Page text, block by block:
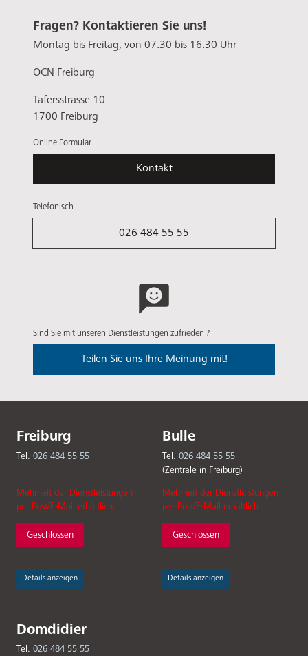
Fragen? Kontaktieren Sie uns!
Montag bis Freitag, von 07.30 bis 16.30 Uhr
OCN Freiburg
Tafersstrasse 10
1700 Freiburg
Online Formular
Kontakt
Telefonisch
026 484 55 55
Sind Sie mit unseren Dienstleistungen zufrieden ?
Teilen Sie uns Ihre Meinung mit!
Freiburg
Tel. 026 484 55 55
Mehrheit der Dienstleistungen
per Post/E-Mail erhältlich.
Geschlossen
Details anzeigen
Bulle
Tel. 026 484 55 55
(Zentrale in Freiburg)
Mehrheit der Dienstleistungen
per Post/E-Mail erhältlich.
Geschlossen
Details anzeigen
Domdidier
Tel. 026 484 55 55